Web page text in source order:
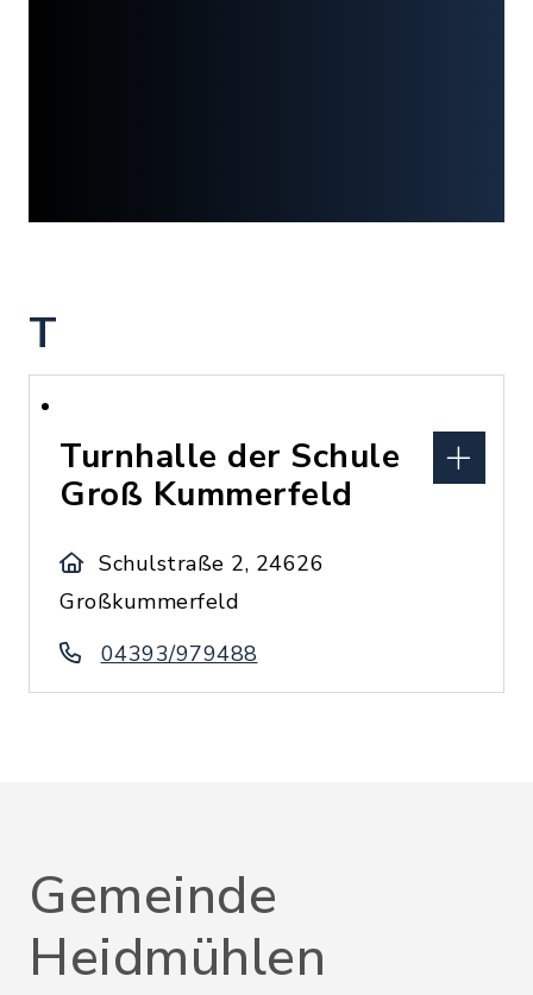
T
Turnhalle der Schule
Groß Kummerfeld
Schulstraße 2, 24626
Großkummerfeld
04393/979488
Gemeinde
Heidmühlen